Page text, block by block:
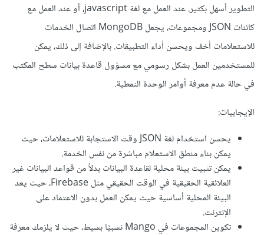
التطوير أسهل بكثير. عند العمل مع لغة javascript، أو عند العمل مع
كائنات JSON ومجموعات، يجعل MongoDB اتصال الخدمات
للاستعلامات أخف ويحسن أداء التطبيقات. بالإضافة إلى ذلك، يمكن
للمستخدمين العمل بشكل رسومي مع مسؤول قاعدة بيانات سطح المكتب
في حالة عدم معرفة أوامر الوحدة النمطية.
الإيجابيات:
يحسن استخدام لغة JSON وقت الاستجابة للاستعلامات، حيث
يمكن بناء منطق الاستعلام مباشرة من نفس الخدمة.
يمكن تثبيت بيئة محلية لقاعدة البيانات بدلاً من قواعد البيانات غير
العلائقية الحقيقية في الوقت الحقيقي مثل Firebase، حيث يعد
البيئة المحلية أساسية حيث يمكن العمل بدون الاعتماد على
الإنترنت.
تكوين المجموعات في Mango نسبيًا بسيط، حيث لا يلزمك معرفة